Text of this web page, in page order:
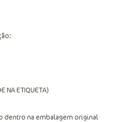
NA ETIQUETA)
dentro na embalagem original